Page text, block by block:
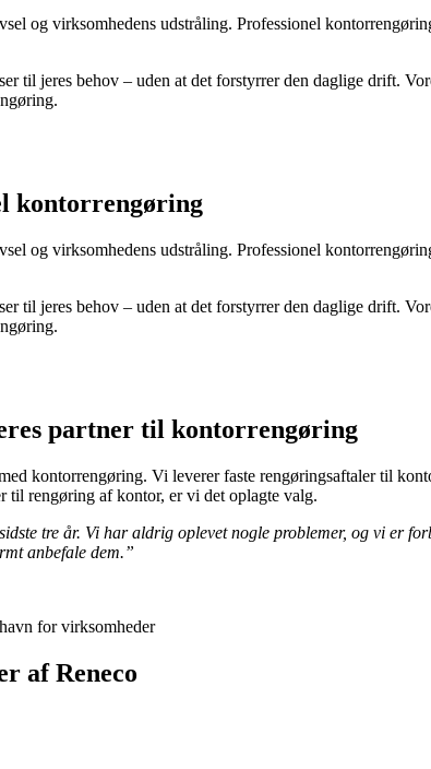
og virksomhedens udstråling. Professionel
til jeres behov – uden at det forstyrrer den daglige drift.
kontorrengøring
og virksomhedens udstråling. Professionel
til jeres behov – uden at det forstyrrer den daglige drift.
partner til kontorrengøring
kontorrengøring. Vi leverer faste rengøringsaftaler til
til rengøring af kontor, er vi det oplagte valg.
tre år. Vi har aldrig oplevet nogle problemer, og vi er
anbefale dem.”
af Reneco